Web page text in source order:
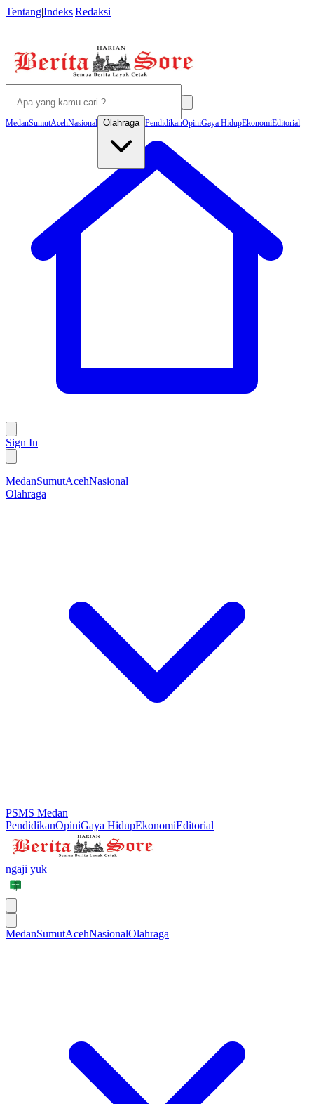
Tentang|Indeks|Redaksi
MedanSumutAcehNasional Olahraga PendidikanOpiniGaya HidupEkonomiEditorial
Sign In
MedanSumutAcehNasional
Olahraga
PSMS Medan
PendidikanOpiniGaya HidupEkonomiEditorial
ngaji yuk
MedanSumutAcehNasionalOlahraga